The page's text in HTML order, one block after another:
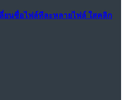
ลี่ยนชื่อไฟล์ทีละหลายไฟล์ ใสคลิก